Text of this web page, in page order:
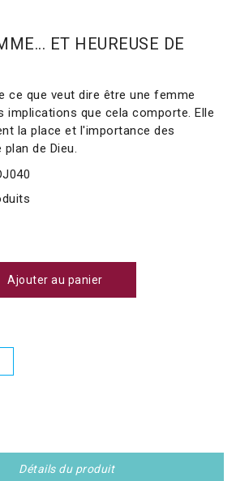
ET HEUREUSE DE
ce que veut dire être une femme
implications que cela comporte. Elle
la place et l'importance des
de Dieu.
Ajouter au panier
Détails du produit